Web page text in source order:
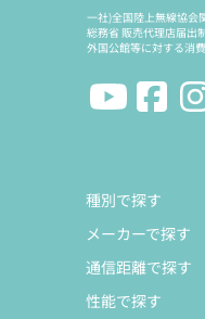
一社)全国陸上無線協会
総務省 販売代理店届出
外国公館等に対する消
種別で探す
メーカーで探す
通信距離で探す
性能で探す